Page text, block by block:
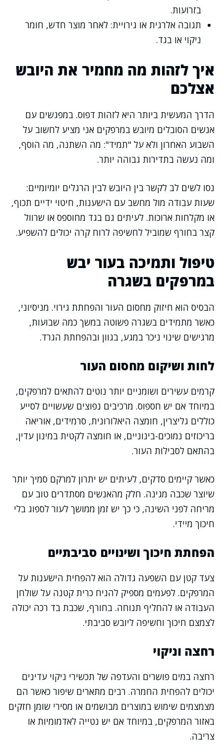
בזרועות.
תגובה אלרגית או גירויית: לאחר מוצר חדש, חומר
ניקוי או בגד.
איך לזהות מה מחמיר את היובש
אצלכם
הדרך המעשית ביותר היא לזהות דפוס. במפגשים עם
אנשים הסובלים מיובש במרפקים אני מציע לחשוב על
השבוע האחרון ולא על "תמיד": מה השתנה, מה הוסף,
ומה נעשה בתדירות גבוהה יותר.
נסו לשים לב לקשר בין היובש לבין הרגלים יומיומיים:
שעות עבודה מול מחשב עם הישענות, חיטוי ידיים תכוף,
או מקלחות ארוכות. לעיתים גם בגד מחוספס או שרוול
קצר בחורף שמוביל לחשיפה לרוח קרה יכולים להשפיע.
טיפול ותמיכה בעור יבש
במרפקים בשגרה
הבסיס הוא חיזוק מחסום העור והפחתת גירוי. מניסיוני,
כאשר מתמידים בשגרה פשוטה במשך כמה שבועות,
מרגישים שינוי ניכר במגע, בגוון ובהפחתת הגרד.
לחות ושיקום מחסום העור
קרמים עשירים ושומניים יותר נוטים להתאים למרפקים,
במיוחד אם יש חספוס. מרכיבים נפוצים שעשויים לסייע
כוללים גליצרין, חומצה היאלורונית, סרמידים, אוריאה
בריכוזים נמוכים-בינוניים, או חומצה לקטית במינון עדין,
בהתאם לסבילות העור.
כאשר קיימים סדקים, לעיתים יש יתרון למרקם סמיך יותר
שיוצר שכבה מגינה. חלק מהאנשים מסתדרים טוב עם
מריחה לפני השינה, כי כך יש זמן ממושך לעור לספוג בלי
חיכוך מיידי.
הפחתת חיכוך ושינויים סביבתיים
צעד קטן עם השפעה גדולה הוא להפחית הישענות על
המרפקים. לפעמים מספיק להניח כרית קטנה על שולחן
העבודה או להחליף תנוחה. בחורף, שכבת בד רכה יכולה
לצמצם חיכוך וחשיפה ליובש סביבתי.
רחצה וניקוי
רחצה במים פושרים והעדפה של תכשירי ניקוי עדינים
יכולים להפחית החמרה. רבים מתארים שיפור כאשר הם
מצמצמים שימוש במוצרים מבושמים או מסירי שומן חזקים
באזור המרפקים, במיוחד אם יש נטייה לאדמומיות או
צריבה.